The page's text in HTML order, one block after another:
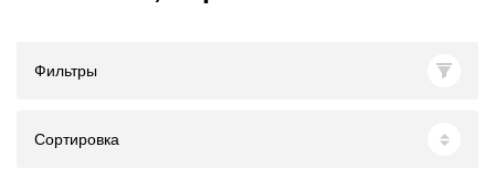
Фильтры
Сортировка